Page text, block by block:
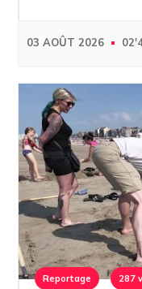
03 AOÛT 2026
Reportage 287